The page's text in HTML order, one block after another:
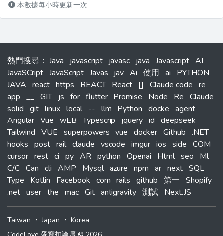
本數據每小時更新一次
熱門搜尋 ： Java javascript javasc java Javascript AI
JavaSCript JavaScript Javas jav Ai 使用 ai
PYTHON
JAVA react https REACT React [] Claude code re
app __ GIT js for flutter Promise Node Re Claude
solid git linux local -- llm Python docke agent
Angular Vue wEB Typescrip jquery id deepseek
Tailwind VUE superpowers vue docker Github .NET
hooks post rail claude vscode imgur ios side COM
cursor rest ci py AR python Openai Html seo
Ml
C/C Can cli AMP Mysql azure npm ar next SQL
Type
Kotlin Facebook com rails github 第一 Shopify
.net user the mac Git antigravity 測試 Next.JS
Taiwan ・Japan ・ Korea